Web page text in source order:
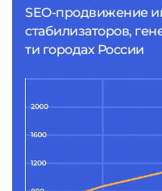
SEO-продвижение
стабилизаторов,
ти городах России